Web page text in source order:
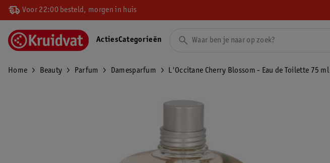
Voor 22:00 besteld, morgen in huis
ActiesCategorieën
Home Beauty Parfum Damesparfum L'Occitane Cherry Blossom - Eau de Toilette 75 ml